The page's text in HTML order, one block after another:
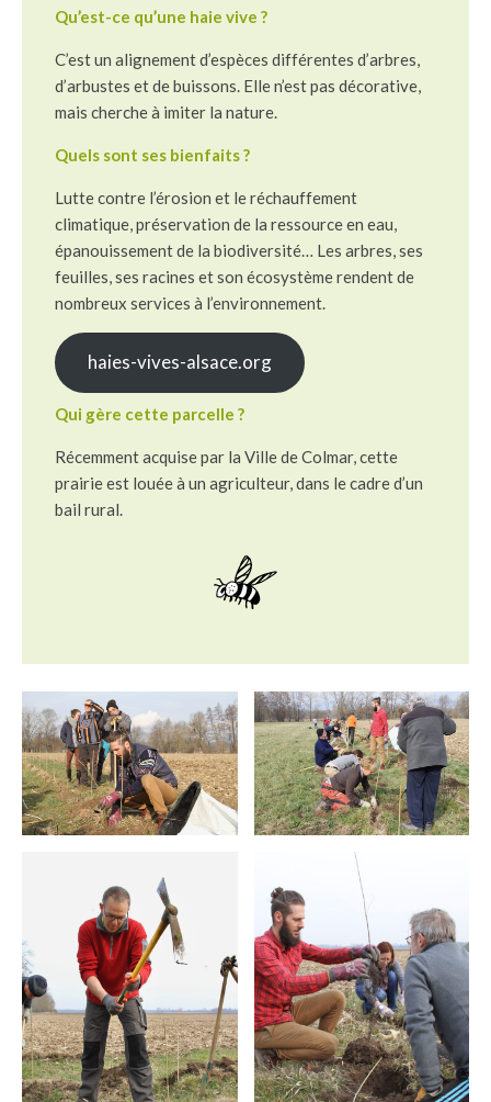
Qu’est-ce qu’une haie vive ?
C’est un alignement d’espèces différentes d’arbres,
d’arbustes et de buissons. Elle n’est pas décorative,
mais cherche à imiter la nature.
Quels sont ses bienfaits ?
Lutte contre l’érosion et le réchauffement
climatique, préservation de la ressource en eau,
épanouissement de la biodiversité… Les arbres, ses
feuilles, ses racines et son écosystème rendent de
nombreux services à l’environnement.
haies-vives-alsace.org
Qui gère cette parcelle ?
Récemment acquise par la Ville de Colmar, cette
prairie est louée à un agriculteur, dans le cadre d’un
bail rural.